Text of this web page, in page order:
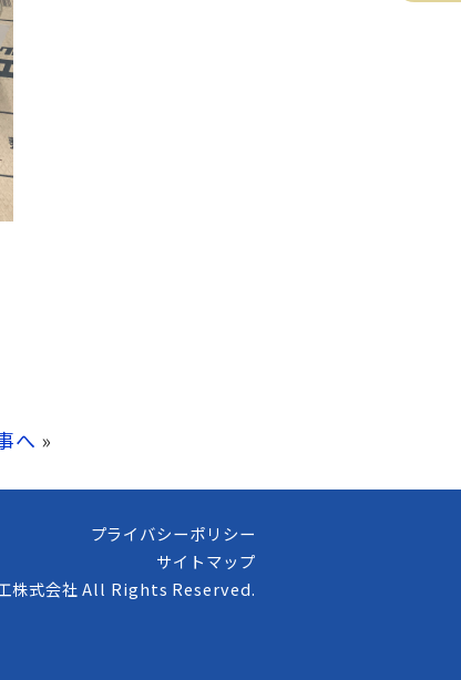
へ »
プライバシーポリシー
サイトマップ
株式会社 All Rights Reserved.